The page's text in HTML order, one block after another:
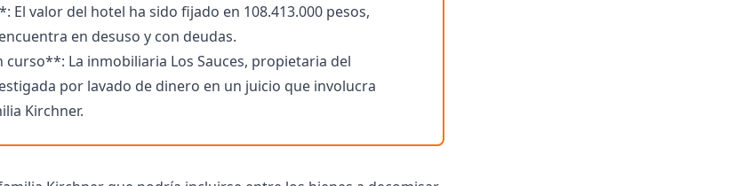
valor del hotel ha sido fijado en 108.413.000 pesos,
en desuso y con deudas.
La inmobiliaria Los Sauces, propietaria del
por lavado de dinero en un juicio que involucra
Kirchner.